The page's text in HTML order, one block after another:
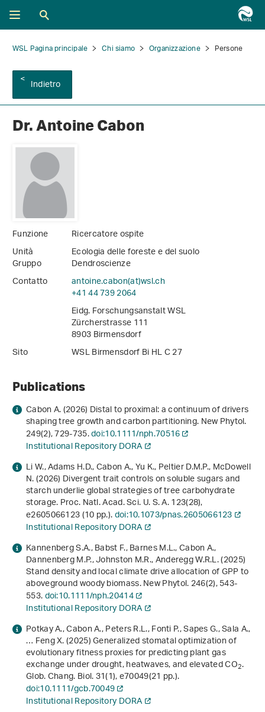
WSL Pagina principale Chi siamo Organizzazione Persone
Indietro
Dr. Antoine Cabon
Funzione
Ricercatore ospite
Unità
Ecologia delle foreste e del suolo
Gruppo
Dendroscienze
Contatto
antoine.cabon(at)wsl.ch
+41 44 739 2064
Eidg. Forschungsanstalt WSL
Zürcherstrasse 111
8903 Birmensdorf
Sito
WSL Birmensdorf Bi HL C 27
Publications
Cabon A. (2026) Distal to proximal: a continuum of drivers
shaping tree growth and carbon partitioning. New Phytol.
249(2), 729-735.doi:10.1111/nph.70516
Institutional Repository DORA
Li W., Adams H.D., Cabon A., Yu K., Peltier D.M.P., McDowell
N. (2026) Divergent trait controls on soluble sugars and
starch underlie global strategies of tree carbohydrate
storage. Proc. Natl. Acad. Sci. U. S. A.123(28),
e2605066123 (10 pp.).doi:10.1073/pnas.2605066123
Institutional Repository DORA
Kannenberg S.A., Babst F., Barnes M.L., Cabon A.,
Dannenberg M.P., Johnston M.R., Anderegg W.R.L. (2025)
Stand density and local climate drive allocation of GPP to
aboveground woody biomass. New Phytol.246(2), 543-
553.doi:10.1111/nph.20414
Institutional Repository DORA
Potkay A., Cabon A., Peters R.L., Fonti P., Sapes G., Sala A.,
… Feng X. (2025) Generalized stomatal optimization of
evolutionary fitness proxies for predicting plant gas
exchange under drought, heatwaves, and elevated CO2.
Glob. Chang. Biol.31(1), e70049(21 pp.).
doi:10.1111/gcb.70049
Institutional Repository DORA